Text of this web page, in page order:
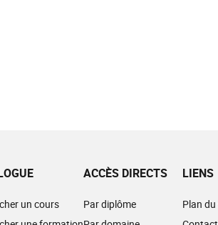
un cours
ACCÈS DIRECTS
Par diplôme
LIENS
Plan